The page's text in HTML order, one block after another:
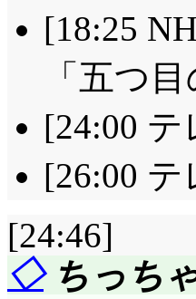
[18:25
「五つ
[24:00
[26:00
[24:46]
◇ちっち